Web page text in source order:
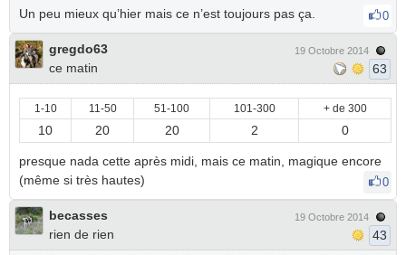
Un peu mieux qu’hier mais ce n’est toujours pas ça. 0
gregdo63
ce matin
19 Octobre 2014
63
1-10 11-50 51-100 101-300 + de 300
10 20 20 2 0
presque nada cette après midi, mais ce matin, magique encore
(même si très hautes)
0
becasses
rien de rien
19 Octobre 2014
43